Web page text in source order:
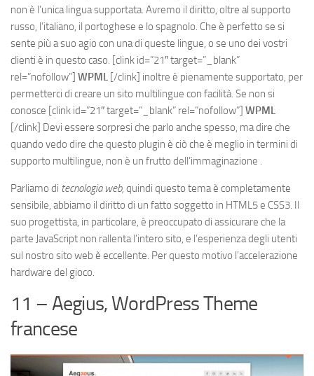
non è l’unica lingua supportata. Avremo il diritto, oltre al supporto
russo, l’italiano, il portoghese e lo spagnolo. Che è perfetto se si
sente più a suo agio con una di queste lingue, o se uno dei vostri
clienti è in questo caso. [clink id=”21″ target=”_blank”
rel=”nofollow”] WPML [/clink] inoltre è pienamente supportato, per
permetterci di creare un sito multilingue con facilità. Se non si
conosce [clink id=”21″ target=”_blank” rel=”nofollow”] WPML
[/clink] Devi essere sorpresi che parlo anche spesso, ma dire che
quando vedo dire che questo plugin è ciò che è meglio in termini di
supporto multilingue, non è un frutto dell’immaginazione .
Parliamo di tecnologia web, quindi questo tema è completamente
sensibile, abbiamo il diritto di un fatto soggetto in HTML5 e CSS3. Il
suo progettista, in particolare, è preoccupato di assicurare che la
parte JavaScript non rallenta l’intero sito, e l’esperienza degli utenti
sul nostro sito web è eccellente. Per questo motivo l’accelerazione
hardware del gioco.
11 – Aegius, WordPress Theme
francese